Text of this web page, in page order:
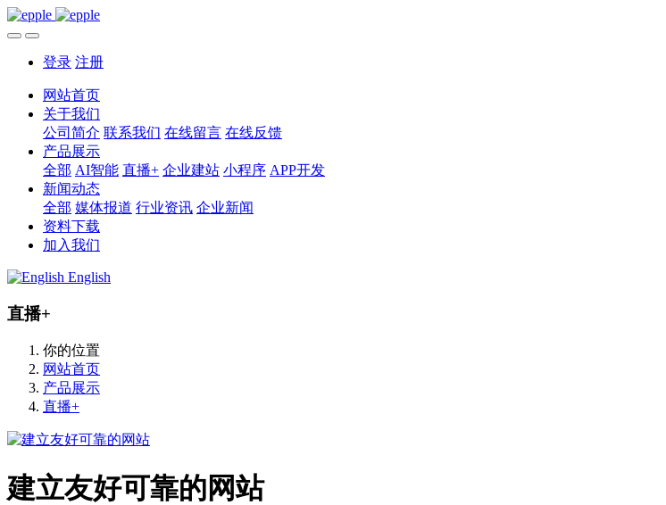
登录 注册
网站首页
关于我们
公司简介 联系我们 在线留言 在线反馈
产品展示
全部 AI智能 直播+ 企业建站 小程序 APP开发
新闻动态
全部 媒体报道 行业资讯 企业新闻
资料下载
加入我们
English
直播+
你的位置
网站首页
产品展示
直播+
建立友好可靠的网站